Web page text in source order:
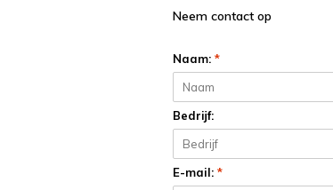
Neem contact op
Naam: *
Bedrijf:
E-mail: *